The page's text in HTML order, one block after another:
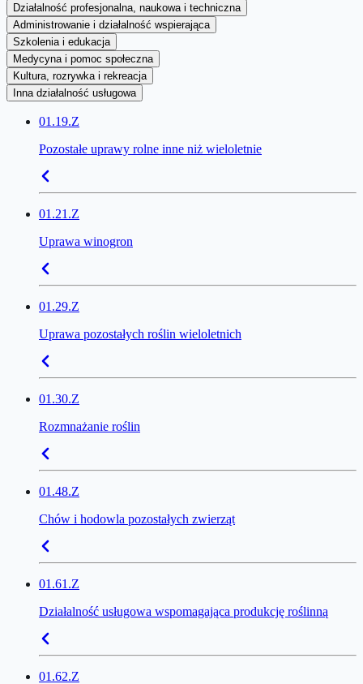
Działalność profesjonalna, naukowa i techniczna
Administrowanie i działalność wspierająca
Szkolenia i edukacja
Medycyna i pomoc społeczna
Kultura, rozrywka i rekreacja
Inna działalność usługowa
01.19.Z
Pozostałe uprawy rolne inne niż wieloletnie
01.21.Z
Uprawa winogron
01.29.Z
Uprawa pozostałych roślin wieloletnich
01.30.Z
Rozmnażanie roślin
01.48.Z
Chów i hodowla pozostałych zwierząt
01.61.Z
Działalność usługowa wspomagająca produkcję roślinną
01.62.Z